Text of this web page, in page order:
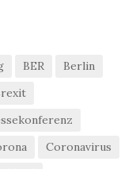
BER
Berlin
Coronavirus